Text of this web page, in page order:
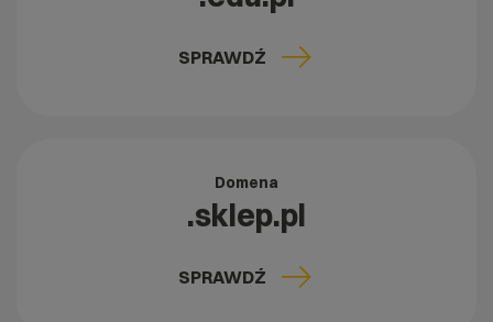
SPRAWDŹ
Domena
.sklep.pl
SPRAWDŹ